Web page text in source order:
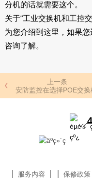
分机的话就需要这个。
关于“工业交换机和工控
为您介绍到这里，如果
咨询了解。
上一条
安防监控在选择POE交换
服务内容 保修政策